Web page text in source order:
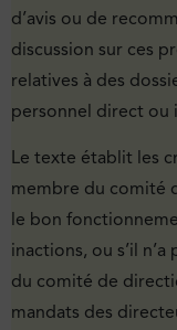
d’avis ou de
discussion sur ces
relatives à des
personnel direct ou
Le texte établit les
membre du comité
le bon
inactions, ou s’il
du comité de
mandats des